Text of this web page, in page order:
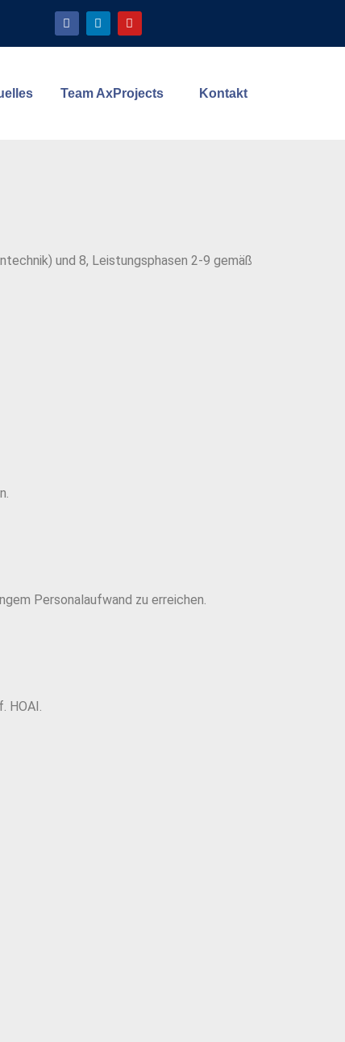
Team AxProjects Kontakt
und 8, Leistungsphasen 2-9 gemäß
Personalaufwand zu erreichen.
HOAI.